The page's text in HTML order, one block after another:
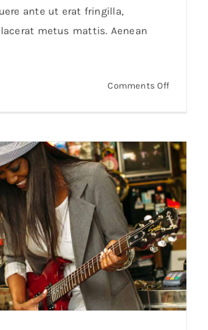
ante ut erat fringilla,
metus mattis. Aenean
Comments Offon
eget
nibh